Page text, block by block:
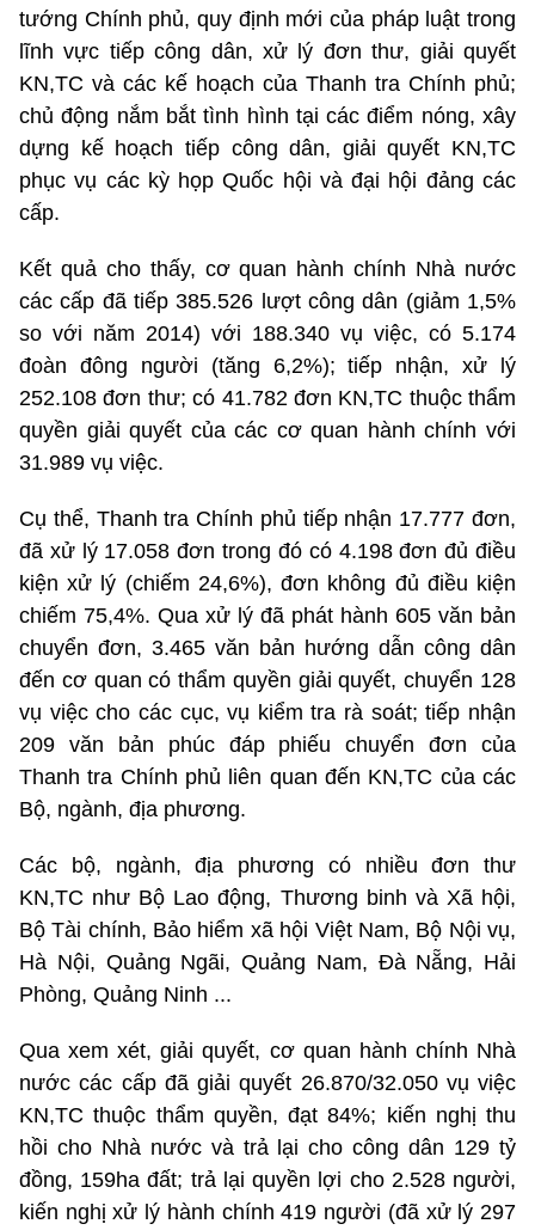
tướng Chính phủ, quy định mới của pháp luật trong
lĩnh vực tiếp công dân, xử lý đơn thư, giải quyết
KN,TC và các kế hoạch của Thanh tra Chính phủ;
chủ động nắm bắt tình hình tại các điểm nóng, xây
dựng kế hoạch tiếp công dân, giải quyết KN,TC
phục vụ các kỳ họp Quốc hội và đại hội đảng các
cấp.
Kết quả cho thấy, cơ quan hành chính Nhà nước
các cấp đã tiếp 385.526 lượt công dân (giảm 1,5%
so với năm 2014) với 188.340 vụ việc, có 5.174
đoàn đông người (tăng 6,2%); tiếp nhận, xử lý
252.108 đơn thư; có 41.782 đơn KN,TC thuộc thẩm
quyền giải quyết của các cơ quan hành chính với
31.989 vụ việc.
Cụ thể, Thanh tra Chính phủ tiếp nhận 17.777 đơn,
đã xử lý 17.058 đơn trong đó có 4.198 đơn đủ điều
kiện xử lý (chiếm 24,6%), đơn không đủ điều kiện
chiếm 75,4%. Qua xử lý đã phát hành 605 văn bản
chuyển đơn, 3.465 văn bản hướng dẫn công dân
đến cơ quan có thẩm quyền giải quyết, chuyển 128
vụ việc cho các cục, vụ kiểm tra rà soát; tiếp nhận
209 văn bản phúc đáp phiếu chuyển đơn của
Thanh tra Chính phủ liên quan đến KN,TC của các
Bộ, ngành, địa phương.
Các bộ, ngành, địa phương có nhiều đơn thư
KN,TC như Bộ Lao động, Thương binh và Xã hội,
Bộ Tài chính, Bảo hiểm xã hội Việt Nam, Bộ Nội vụ,
Hà Nội, Quảng Ngãi, Quảng Nam, Đà Nẵng, Hải
Phòng, Quảng Ninh ...
Qua xem xét, giải quyết, cơ quan hành chính Nhà
nước các cấp đã giải quyết 26.870/32.050 vụ việc
KN,TC thuộc thẩm quyền, đạt 84%; kiến nghị thu
hồi cho Nhà nước và trả lại cho công dân 129 tỷ
đồng, 159ha đất; trả lại quyền lợi cho 2.528 người,
kiến nghị xử lý hành chính 419 người (đã xử lý 297